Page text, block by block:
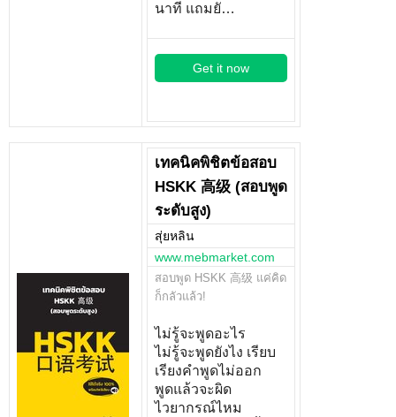
นาที แถมยั…
Get it now
เทคนิคพิชิตข้อสอบ
HSKK 高级 (สอบพูด
ระดับสูง)
สุ่ยหลิน
www.mebmarket.com
สอบพูด HSKK 高级 แค่คิด
ก็กลัวแล้ว!
ไม่รู้จะพูดอะไร
ไม่รู้จะพูดยังไง เรียบ
เรียงคำพูดไม่ออก
พูดแล้วจะผิด
ไวยากรณ์ไหม